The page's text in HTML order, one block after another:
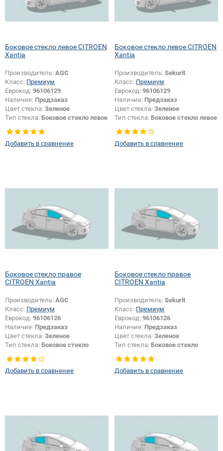
Боковое стекло левое CITROEN
Xantia
Производитель: AGC
Класс: Премиум
Еврокод: 96106129
Наличие: Предзаказ
Цвет стекла: Зеленое
Тип стекла: Боковое стекло левое
Добавить в сравнение
Боковое стекло левое CITROEN
Xantia
Производитель:Sekurit
Класс: Премиум
Еврокод:96106129
Наличие: Предзаказ
Цвет стекла:Зеленое
Тип стекла: Боковое стекло левое
Добавить в сравнение
Боковое стекло правое
CITROEN Xantia
Производитель: AGC
Класс: Премиум
Еврокод: 96106126
Наличие: Предзаказ
Цвет стекла: Зеленое
Тип стекла: Боковое стекло
правое
Добавить в сравнение
Боковое стекло правое
CITROEN Xantia
Производитель:Sekurit
Класс: Премиум
Еврокод:96106126
Наличие: Предзаказ
Цвет стекла:Зеленое
Тип стекла: Боковое стекло
правое
Добавить в сравнение